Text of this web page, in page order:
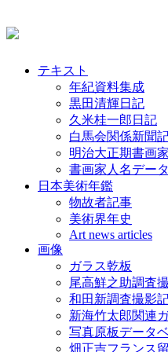
テキスト
年紀資料集成
黒田清輝日記
久米桂一郎日記
白馬会関係新聞
明治大正期書画
書画家人名デー
日本美術年鑑
物故者記事
美術界年史
Art news articles
画像
ガラス乾板
尾高鮮之助調査
和田新調査撮影
新海竹太郎関連
写真原板データ
畑正吉フランス